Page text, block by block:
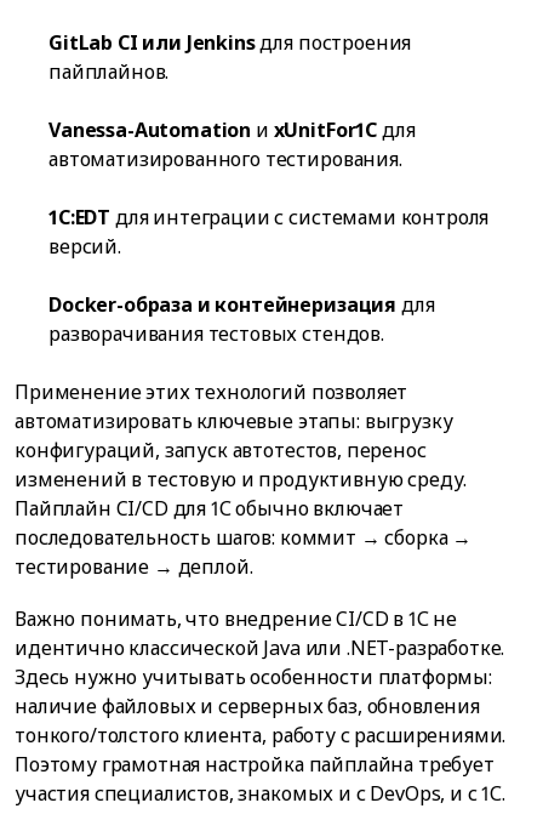
GitLab CI или Jenkinsдля построения
пайплайнов.
Vanessa-Automation и xUnitFor1Cдля
автоматизированного тестирования.
1C:EDT для интеграции с системами контроля
версий.
Docker-образа и контейнеризация для
разворачивания тестовых стендов.
Применение этих технологий позволяет
автоматизировать ключевые этапы: выгрузку
конфигураций, запуск автотестов, перенос
изменений в тестовую и продуктивную среду.
Пайплайн CI/CD для 1С обычно включает
последовательность шагов: коммит → сборка →
тестирование → деплой.
Важно понимать, что внедрение CI/CD в 1С не
идентично классической Java или .NET-разработке.
Здесь нужно учитывать особенности платформы:
наличие файловых и серверных баз, обновления
тонкого/толстого клиента, работу с расширениями.
Поэтому грамотная настройка пайплайна требует
участия специалистов, знакомых и с DevOps, и с 1С.